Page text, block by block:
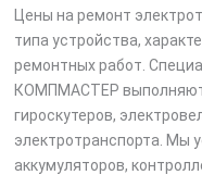
Цены на ремонт
типа устройства,
ремонтных работ.
КОМПМАСТЕР выполняют
гироскутеров,
электротранспорта. Мы
аккумуляторов,